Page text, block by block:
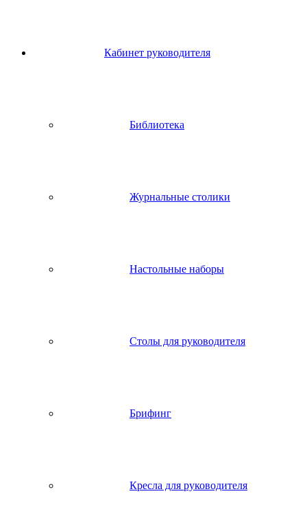
Кабинет руководителя
Библиотека
Журнальные столики
Настольные наборы
Столы для руководителя
Брифинг
Кресла для руководителя